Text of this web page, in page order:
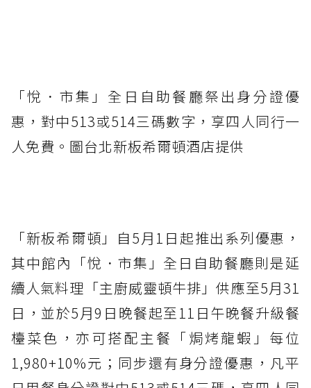
「悅．市集」全日自助餐廳祭出身分證優
惠，對中513或514三碼數字，享四人同行一
人免費。圖台北新板希爾頓酒店提供
「新板希爾頓」自5月1日起推出系列優惠，
其中館內「悅．市集」全日自助餐廳則是延
續人氣料理「主廚威靈頓牛排」供應至5月31
日，並於5月9日晚餐起至11日午晚餐升級餐
檯菜色，亦可搭配主餐「焗烤龍蝦」每位
1,980+10%元；同步還有身分證優惠，凡平